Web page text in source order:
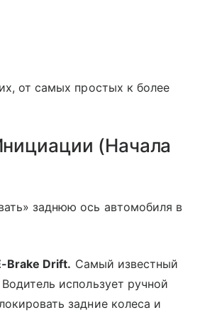
от самых простых к более
(Начала
заднюю ось автомобиля в
Brake Drift. Самый известный
использует ручной
задние колеса и